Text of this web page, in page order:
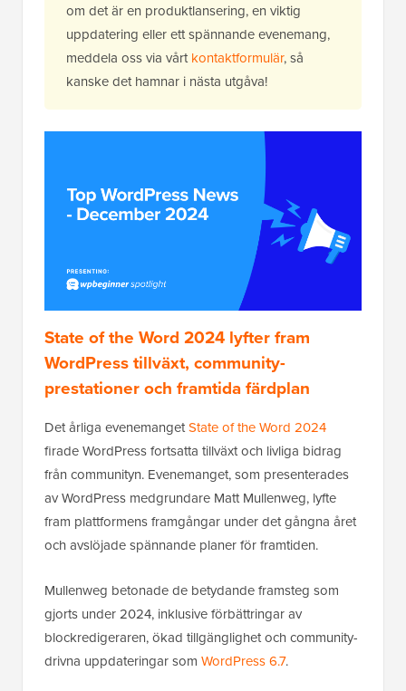
om det är en produktlansering, en viktig
uppdatering eller ett spännande evenemang,
meddela oss via vårtkontaktformulär, så
kanske det hamnar i nästa utgåva!
State of the Word 2024 lyfter fram
WordPress tillväxt, community-
prestationer och framtida färdplan
Det årliga evenemangetState of the Word 2024
firade WordPress fortsatta tillväxt och livliga bidrag
från communityn. Evenemanget, som presenterades
av WordPress medgrundare Matt Mullenweg, lyfte
fram plattformens framgångar under det gångna året
och avslöjade spännande planer för framtiden.
Mullenweg betonade de betydande framsteg som
gjorts under 2024, inklusive förbättringar av
blockredigeraren, ökad tillgänglighet och community-
drivna uppdateringar som WordPress 6.7.